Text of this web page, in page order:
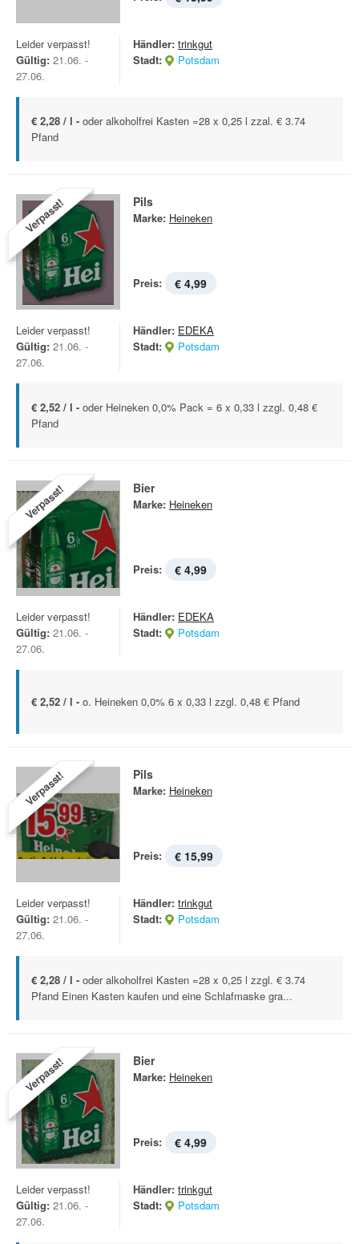
Leider verpasst!
Gültig: 21.06. -
27.06.
Händler: trinkgut
Stadt:
Potsdam
€ 2,28 / l - oder alkoholfrei Kasten =28 x 0,25 l zzal. € 3.74
Pfand
Verpasst! Pils
Marke: Heineken
Preis: € 4,99
Leider verpasst!
Gültig: 21.06. -
27.06.
Händler: EDEKA
Stadt:
Potsdam
€ 2,52 / l - oder Heineken 0,0% Pack = 6 x 0,33 l zzgl. 0,48 €
Pfand
Verpasst! Bier
Marke: Heineken
Preis: € 4,99
Leider verpasst!
Gültig: 21.06. -
27.06.
Händler: EDEKA
Stadt:
Potsdam
€ 2,52 / l - o. Heineken 0,0% 6 x 0,33 l zzgl. 0,48 € Pfand
Verpasst! Pils
Marke: Heineken
Preis: € 15,99
Leider verpasst!
Gültig: 21.06. -
27.06.
Händler: trinkgut
Stadt:
Potsdam
€ 2,28 / l - oder alkoholfrei Kasten =28 x 0,25 l zzgl. € 3.74
Pfand Einen Kasten kaufen und eine Schlafmaske gra...
Verpasst! Bier
Marke: Heineken
Preis: € 4,99
Leider verpasst!
Gültig: 21.06. -
27.06.
Händler: trinkgut
Stadt:
Potsdam